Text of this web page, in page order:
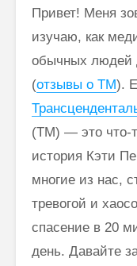
Привет! Меня
изучаю, как
обычных людей
(отзывы о ТМ).
(ТМ) — это что-
история Кэти
многие из нас,
тревогой и
спасение в 20
день. Давайте